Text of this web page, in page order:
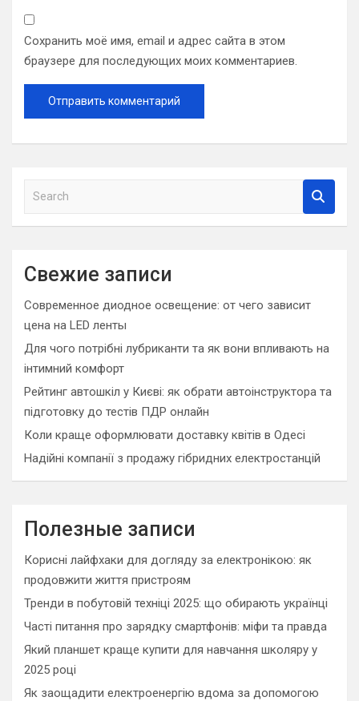
Сохранить моё имя, email и адрес сайта в этом
браузере для последующих моих комментариев.
a
c
Свежие записи
Современное диодное освещение: от чего зависит
цена на LED ленты
Для чого потрібні лубриканти та як вони впливають на
інтимний комфорт
Рейтинг автошкіл у Києві: як обрати автоінструктора та
підготовку до тестів ПДР онлайн
Коли краще оформлювати доставку квітів в Одесі
Надійні компанії з продажу гібридних електростанцій
Полезные записи
Корисні лайфхаки для догляду за електронікою: як
продовжити життя пристроям
Тренди в побутовій техніці 2025: що обирають українці
Часті питання про зарядку смартфонів: міфи та правда
Який планшет краще купити для навчання школяру у
2025 році
Як заощадити електроенергію вдома за допомогою